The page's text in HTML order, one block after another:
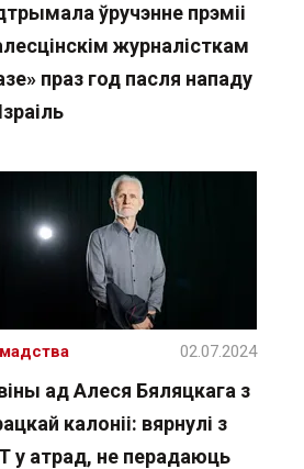
ўручэнне прэміі
журналісткам
праз год пасля нападу
ад Алеся Бяляцкага з
калоніі: вярнулі з
у атрад, не перадаюць
02.07.2024